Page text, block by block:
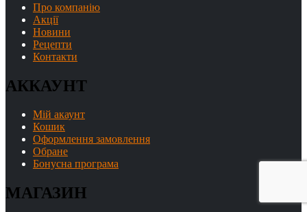
Про компанію
Акції
Новини
Рецепти
Контакти
АККАУНТ
Мій акаунт
Кошик
Оформлення замовлення
Обране
Бонусна програма
МАГАЗИН